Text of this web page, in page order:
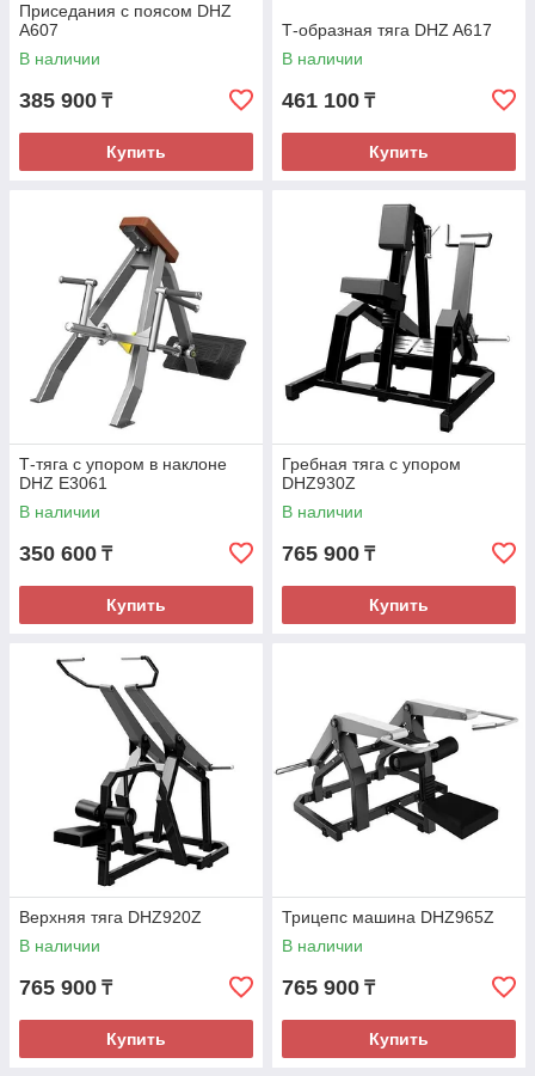
Приседания с поясом DHZ
A607
В наличии
385 900 ₸
Купить
Т-образная тяга DHZ A617
В наличии
461 100 ₸
Купить
Т-тяга с упором в наклоне
DHZ E3061
В наличии
350 600 ₸
Купить
Гребная тяга с упором
DHZ930Z
В наличии
765 900 ₸
Купить
Верхняя тяга DHZ920Z
В наличии
765 900 ₸
Купить
Трицепс машина DHZ965Z
В наличии
765 900 ₸
Купить